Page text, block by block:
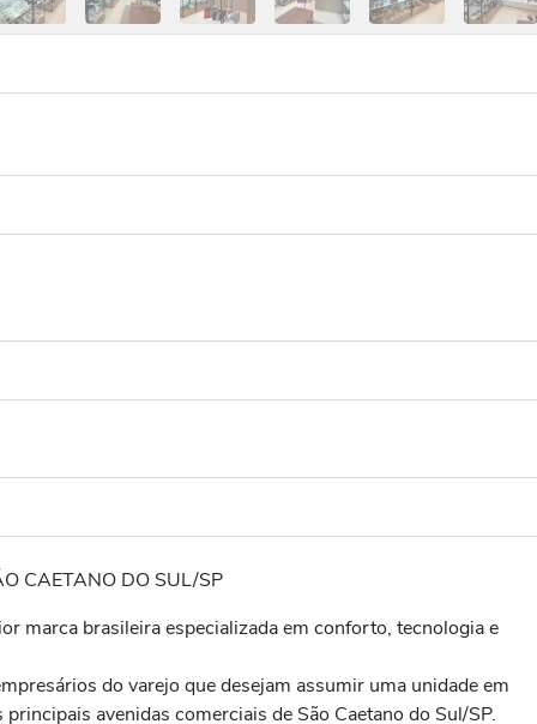
CAETANO DO SUL/SP
marca brasileira especializada em conforto, tecnologia e
do varejo que desejam assumir uma unidade em
avenidas comerciais de São Caetano do Sul/SP.